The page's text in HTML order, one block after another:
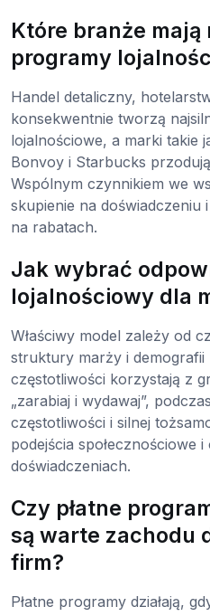
Które branże mają
programy
Handel detaliczny,
konsekwentnie tworzą
lojalnościowe, a marki takie
Bonvoy i Starbucks
Wspólnym czynnikiem we
skupienie na doświadczeniu
na rabatach.
Jak wybrać
lojalnościowy dla
Właściwy model zależy od
struktury marży i demografii
częstotliwości korzystają z
„zarabiaj i wydawaj”,
częstotliwości i silnej
podejścia społecznościowe
doświadczeniach.
Czy płatne
są warte zachodu
firm?
Płatne programy działają,